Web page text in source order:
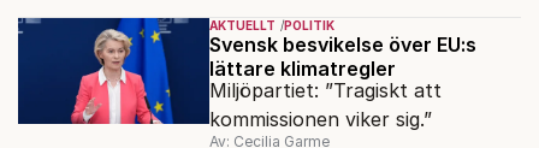
oljepris och AI-oro.
AKTUELLT POLITIK
Svensk besvikelse över EU:s
lättare klimatregler
Miljöpartiet: ”Tragiskt att
kommissionen viker sig.”
Av: Cecilia Garme